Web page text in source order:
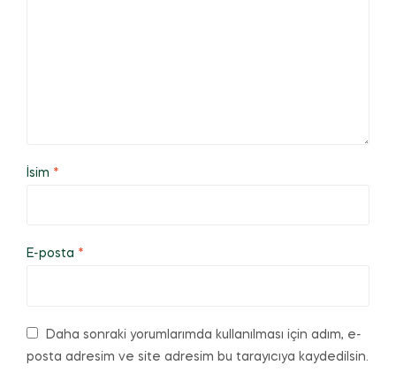
İsim *
E-posta *
Daha sonraki yorumlarımda kullanılması için adım, e-
posta adresim ve site adresim bu tarayıcıya kaydedilsin.